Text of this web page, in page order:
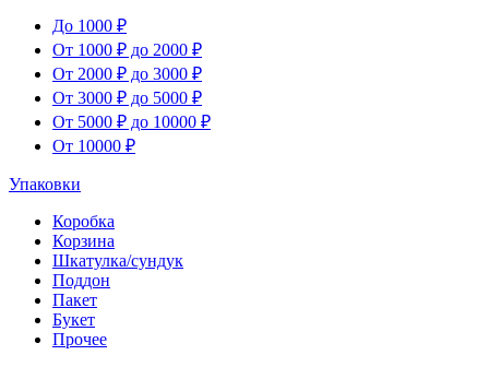
До 1000 ₽
От 1000 ₽ до 2000 ₽
От 2000 ₽ до 3000 ₽
От 3000 ₽ до 5000 ₽
От 5000 ₽ до 10000 ₽
От 10000 ₽
Упаковки
Коробка
Корзина
Шкатулка/сундук
Поддон
Пакет
Букет
Прочее